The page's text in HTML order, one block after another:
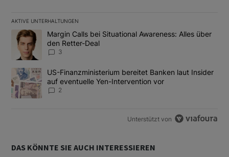
AKTIVE UNTERHALTUNGEN
Das Folgende ist eine Liste der am meisten kommentierten
Ein Trendartikel mit dem Titel "Margin Calls bei Situational
Margin Calls bei Situational Awareness: Alles über
den Retter-Deal
3
Ein Trendartikel mit dem Titel "US-Finanzministerium bereitet
US-Finanzministerium bereitet Banken laut Insider
auf eventuelle Yen-Intervention vor
2
Unterstützt von
DAS KÖNNTE SIE AUCH INTERESSIEREN